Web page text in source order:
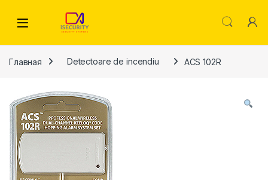
Главная Detectoare de incendiu ACS 102R